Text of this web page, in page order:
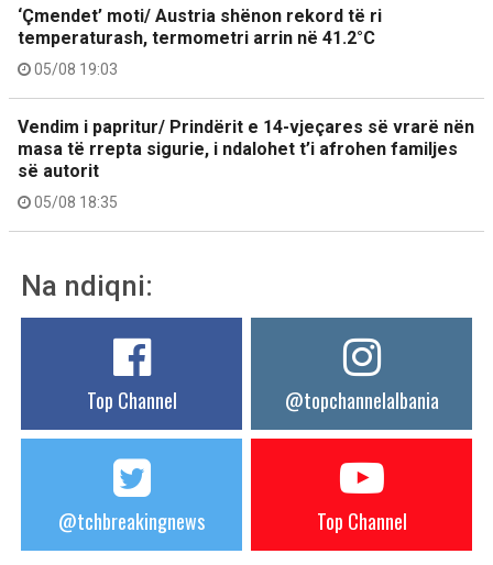
‘Çmendet’ moti/ Austria shënon rekord të ri
temperaturash, termometri arrin në 41.2°C
05/08 19:03
Vendim i papritur/ Prindërit e 14-vjeçares së vrarë nën
masa të rrepta sigurie, i ndalohet t’i afrohen familjes
së autorit
05/08 18:35
Na ndiqni:
Top Channel @topchannelalbania
@tchbreakingnews Top Channel